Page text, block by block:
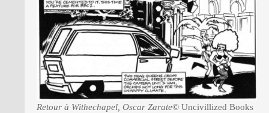
Retour à Withechapel, Oscar Zarate© Uncivillized Books